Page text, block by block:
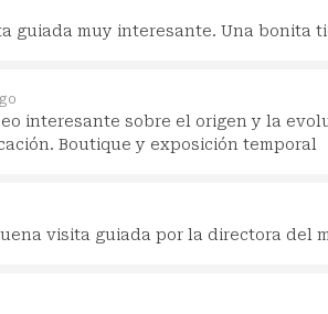
guiada muy interesante. Una bonita
interesante sobre el origen y la
Boutique y exposición temporal
visita guiada por la directora del